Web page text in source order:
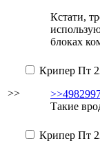
Кстати,
блоках
>>
Крипер Пт
Такие
Крипер Пт